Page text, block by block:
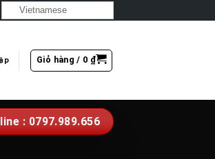
Vietnamese
Giỏ hàng / 0 ₫
: 0797.989.656